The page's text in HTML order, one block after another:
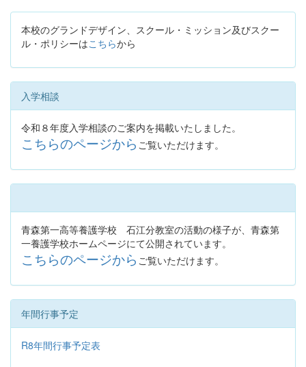
本校のグランドデザイン、スクール・ミッション及びスクー
ル・ポリシーはこちらから
入学相談
令和８年度入学相談のご案内を掲載いたしました。
こちらのページから ご覧いただけます。
青森第一高等養護学校 石江分教室の活動の様子が、青森第
一養護学校ホームページにて公開されています。
こちらのページから ご覧いただけます。
年間行事予定
R8年間行事予定表